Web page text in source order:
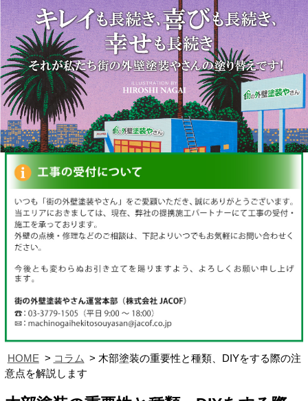
HOME コラム
木部塗装の重要性と種類、DIYをする際の注
意点を解説します